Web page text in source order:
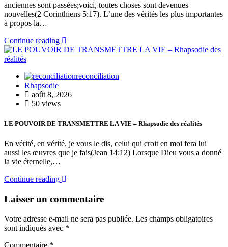
anciennes sont passées;voici, toutes choses sont devenues
nouvelles(2 Corinthiens 5:17). L’une des vérités les plus importantes
à propos la…
Continue reading
reconciliation
Rhapsodie
août 8, 2026
50 views
LE POUVOIR DE TRANSMETTRE LA VIE – Rhapsodie des réalités
En vérité, en vérité, je vous le dis, celui qui croit en moi fera lui
aussi les œuvres que je fais(Jean 14:12) Lorsque Dieu vous a donné
la vie éternelle,…
Continue reading
Laisser un commentaire
Votre adresse e-mail ne sera pas publiée. Les champs obligatoires
sont indiqués avec *
Commentaire *